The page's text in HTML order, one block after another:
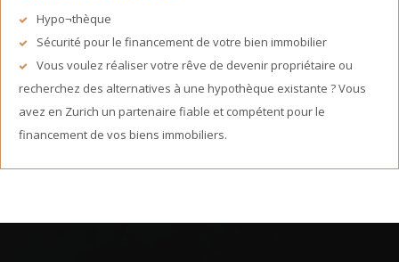
Hypo¬thèque
Sécurité pour le financement de votre bien immobilier
Vous voulez réaliser votre rêve de devenir propriétaire ou
recherchez des alternatives à une hypothèque existante ? Vous
avez en Zurich un partenaire fiable et compétent pour le
financement de vos biens immobiliers.